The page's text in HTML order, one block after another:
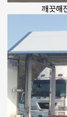
깨끗해